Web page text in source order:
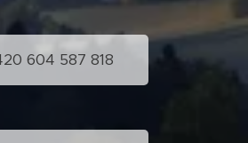
604 587 818